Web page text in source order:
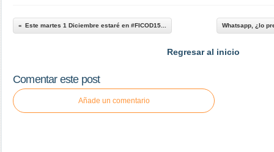
Este martes 1 Diciembre estaré en #FICOD15... Whatsapp, ¿lo
Regresar al inicio
Comentar este post
Añade un comentario